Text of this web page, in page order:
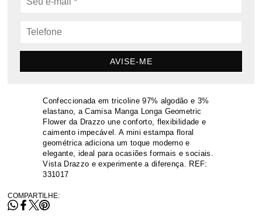
AVISE-ME
Confeccionada em tricoline 97% algodão e 3%
elastano, a Camisa Manga Longa Geometric
Flower da Drazzo une conforto, flexibilidade e
caimento impecável. A mini estampa floral
geométrica adiciona um toque moderno e
elegante, ideal para ocasiões formais e sociais.
Vista Drazzo e experimente a diferença. REF:
331017
COMPARTILHE: